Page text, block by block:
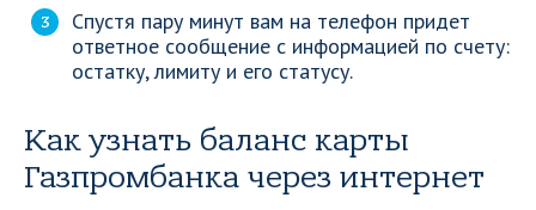
Спустя пару минут вам на телефон придет
ответное сообщение с информацией по счету:
остатку, лимиту и его статусу.
Как узнать баланс карты
Газпромбанка через интернет